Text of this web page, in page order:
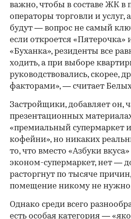
важно, чтобы в составе ЖК в
операторы торговли и
будут — вопрос не самый
если откроется «Пятерочка»
«Буханка», резиденты все
ходить, а при выборе
руководствовались, скорее,
факторами», — считает
Застройщики, добавляет он,
презентационных
«премиальный супермаркет
кофейни», но никаких
то, что вместо «Азбуки
эконом-супермаркет, нет —
расторгнут по тысяче
помещение никому не
Однако среди всего
есть особая категория —